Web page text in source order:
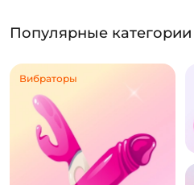
Популярные категории
Вибраторы